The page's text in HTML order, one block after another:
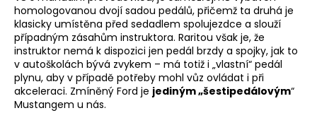
homologovanou dvojí sadou pedálů, přičemž ta druhá je
klasicky umístěna před sedadlem spolujezdce a slouží
případným zásahům instruktora. Raritou však je, že
instruktor nemá k dispozici jen pedál brzdy a spojky, jak to
v autoškolách bývá zvykem – má totiž i „vlastní“ pedál
plynu, aby v případě potřeby mohl vůz ovládat i při
akceleraci. Zmíněný Ford je jediným „šestipedálovým“
Mustangem u nás.